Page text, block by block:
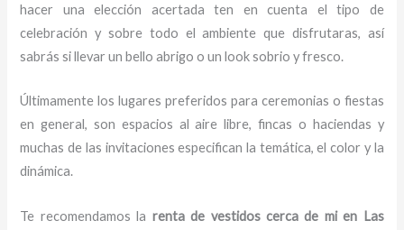
hacer una elección acertada ten en cuenta el tipo de
celebración y sobre todo el ambiente que disfrutaras, así
sabrás si llevar un bello abrigo o un look sobrio y fresco.
Últimamente los lugares preferidos para ceremonias o fiestas
en general, son espacios al aire libre, fincas o haciendas y
muchas de las invitaciones especifican la temática, el color y la
dinámica.
Te recomendamos la renta de vestidos cerca de mi en Las